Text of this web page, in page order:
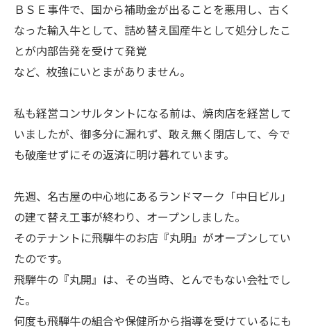
ＢＳＥ事件で、国から補助金が出ることを悪用し、古く
なった輸入牛として、詰め替え国産牛として処分したこ
とが内部告発を受けて発覚
など、枚強にいとまがありません。
私も経営コンサルタントになる前は、焼肉店を経営して
いましたが、御多分に漏れず、敢え無く閉店して、今で
も破産せずにその返済に明け暮れています。
先週、名古屋の中心地にあるランドマーク「中日ビル」
の建て替え工事が終わり、オープンしました。
そのテナントに飛騨牛のお店『丸明』がオープンしてい
たのです。
飛騨牛の『丸開』は、その当時、とんでもない会社でし
た。
何度も飛騨牛の組合や保健所から指導を受けているにも